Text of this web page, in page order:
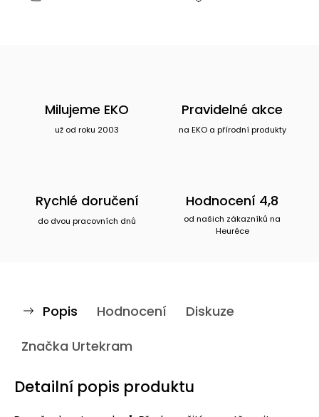
Milujeme EKO
už od roku 2003
Pravidelné akce
na EKO a přírodní produkty
Rychlé doručení
do dvou pracovních dnů
Hodnocení 4,8
od našich zákazníků na
Heuréce
Popis Hodnocení
Diskuze
Značka Urtekram
Detailní popis produktu